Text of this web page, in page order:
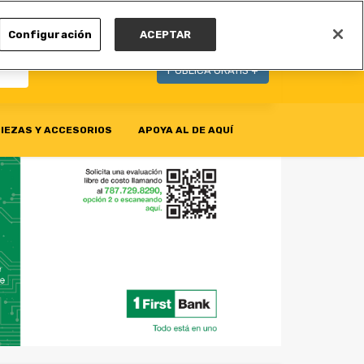
PUBLICA GRATIS +
Y ACCESORIOS APOYA AL DE AQUÍ
Configuración ACEPTAR